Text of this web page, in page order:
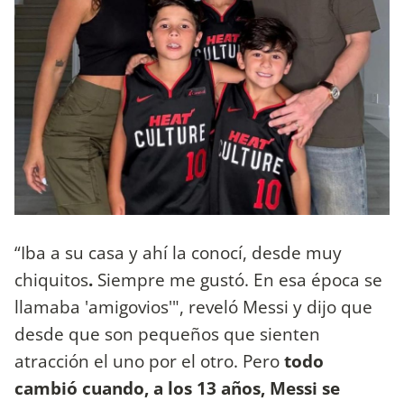
“Iba a su casa y ahí la conocí, desde muy
chiquitos. Siempre me gustó. En esa época se
llamaba 'amigovios'", reveló Messi y dijo que
desde que son pequeños que sienten
atracción el uno por el otro. Perotodo
cambió cuando, a los 13 años, Messi se